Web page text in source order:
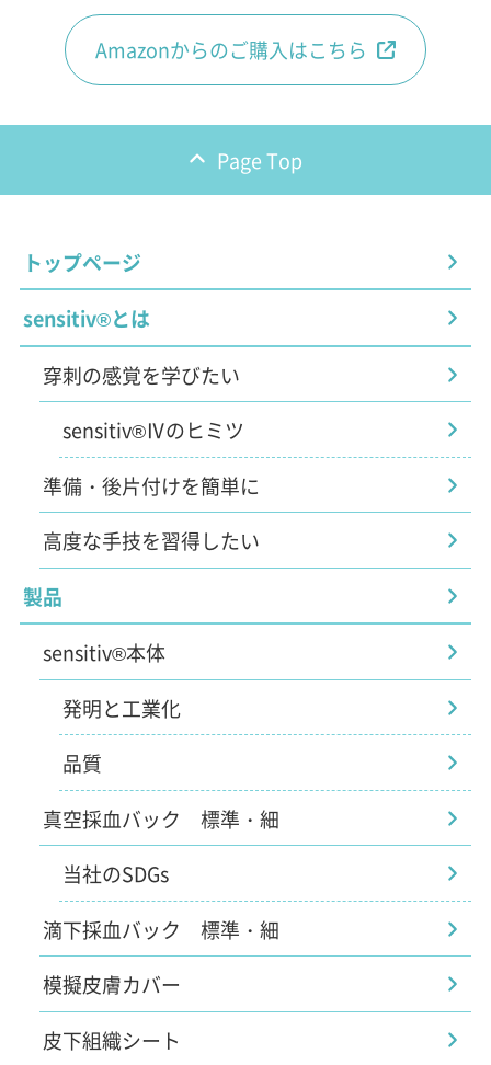
Amazonからのご購入はこちら
Page Top
トップページ
sensitiv®とは
穿刺の感覚を学びたい
sensitiv®Ⅳのヒミツ
準備・後片付けを簡単に
高度な手技を習得したい
製品
sensitiv®本体
発明と工業化
品質
真空採血バック 標準・細
当社のSDGs
滴下採血バック 標準・細
模擬皮膚カバー
皮下組織シート